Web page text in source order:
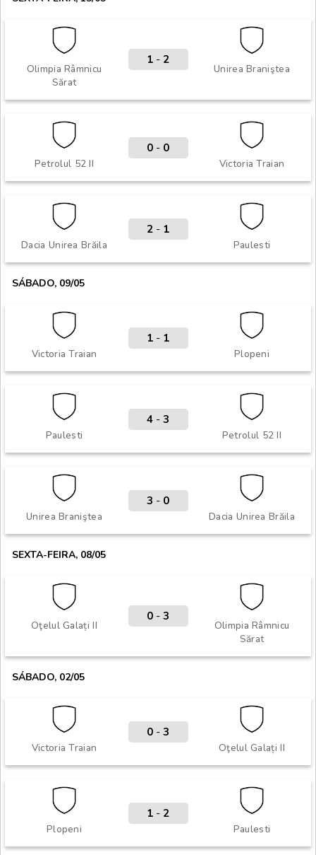
Olimpia Râmnicu
Sărat
Unirea Braniştea
1 - 2
Petrolul 52 II Victoria Traian
0 - 0
Dacia Unirea Brăila Paulesti
2 - 1
SÁBADO, 09/05
Victoria Traian Plopeni
1 - 1
Paulesti Petrolul 52 II
4 - 3
Unirea Braniştea Dacia Unirea Brăila
3 - 0
SEXTA-FEIRA, 08/05
Oţelul Galați II
Olimpia Râmnicu
Sărat
0 - 3
SÁBADO, 02/05
Victoria Traian Oţelul Galați II
0 - 3
Plopeni Paulesti
1 - 2